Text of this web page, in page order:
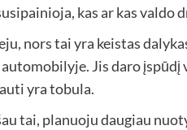
kas ar kas valdo
nors tai yra keistas
Jis daro
yra tobula.
tai, planuoju daugiau